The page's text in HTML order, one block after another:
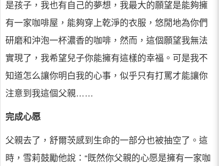
是孩子，我也有自己的夢想，我最大的願望是能夠擁
有一家咖啡屋，能夠穿上乾淨的衣服，悠閒地為你們
研磨和沖泡一杯濃香的咖啡，然而，這個願望我無法
實現了，我希望兒子你能擁有這樣的幸福。可是我不
知道怎么讓你明白我的心事，似乎只有打罵才能讓你
注意到我這個父親……
完成心愿
父親去了，舒爾茨感到生命的一部分也被抽空了。這
時，雪莉鼓勵他說：“既然你父親的心愿是擁有一家咖